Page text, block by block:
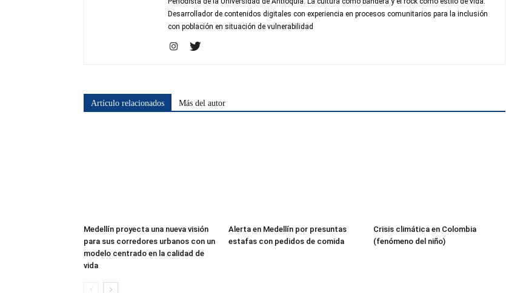
Desarrollador de contenidos digitales con experiencia en procesos comunitarios para la inclusión
con población en situación de vulnerabilidad
Artículo relacionados Más del autor
Medellín proyecta una nueva visión
para sus corredores urbanos con un
modelo centrado en la calidad de
vida
Alerta en Medellín por presuntas
estafas con pedidos de comida
Crisis climática en Colombia
(fenómeno del niño)